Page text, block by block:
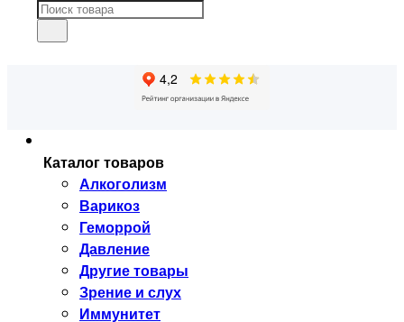
Каталог товаров
Алкоголизм
Варикоз
Геморрой
Давление
Другие товары
Зрение и слух
Иммунитет